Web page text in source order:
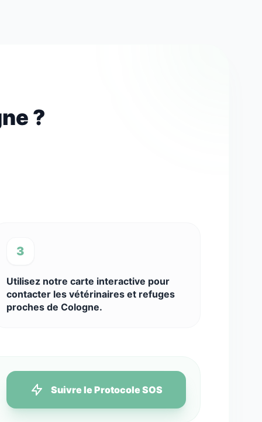
?
3
Utilisez notre carte interactive pour
contacter les vétérinaires et refuges
proches de Cologne.
Suivre le Protocole SOS